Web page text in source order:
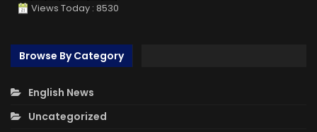
Views Today : 8530
Browse By Category
English News
Uncategorized